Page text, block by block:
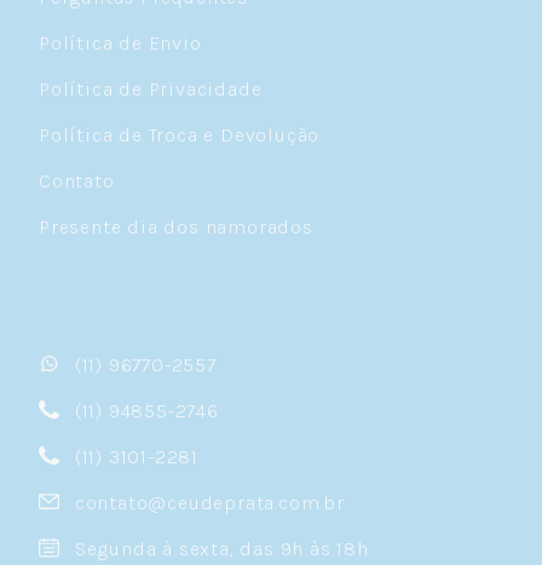
Política de Envio
Política de Privacidade
Política de Troca e Devolução
Contato
Presente dia dos namorados
(11) 96770-2557
(11) 94855-2746
(11) 3101-2281
contato@ceudeprata.com.br
Segunda à sexta, das 9h às 18h